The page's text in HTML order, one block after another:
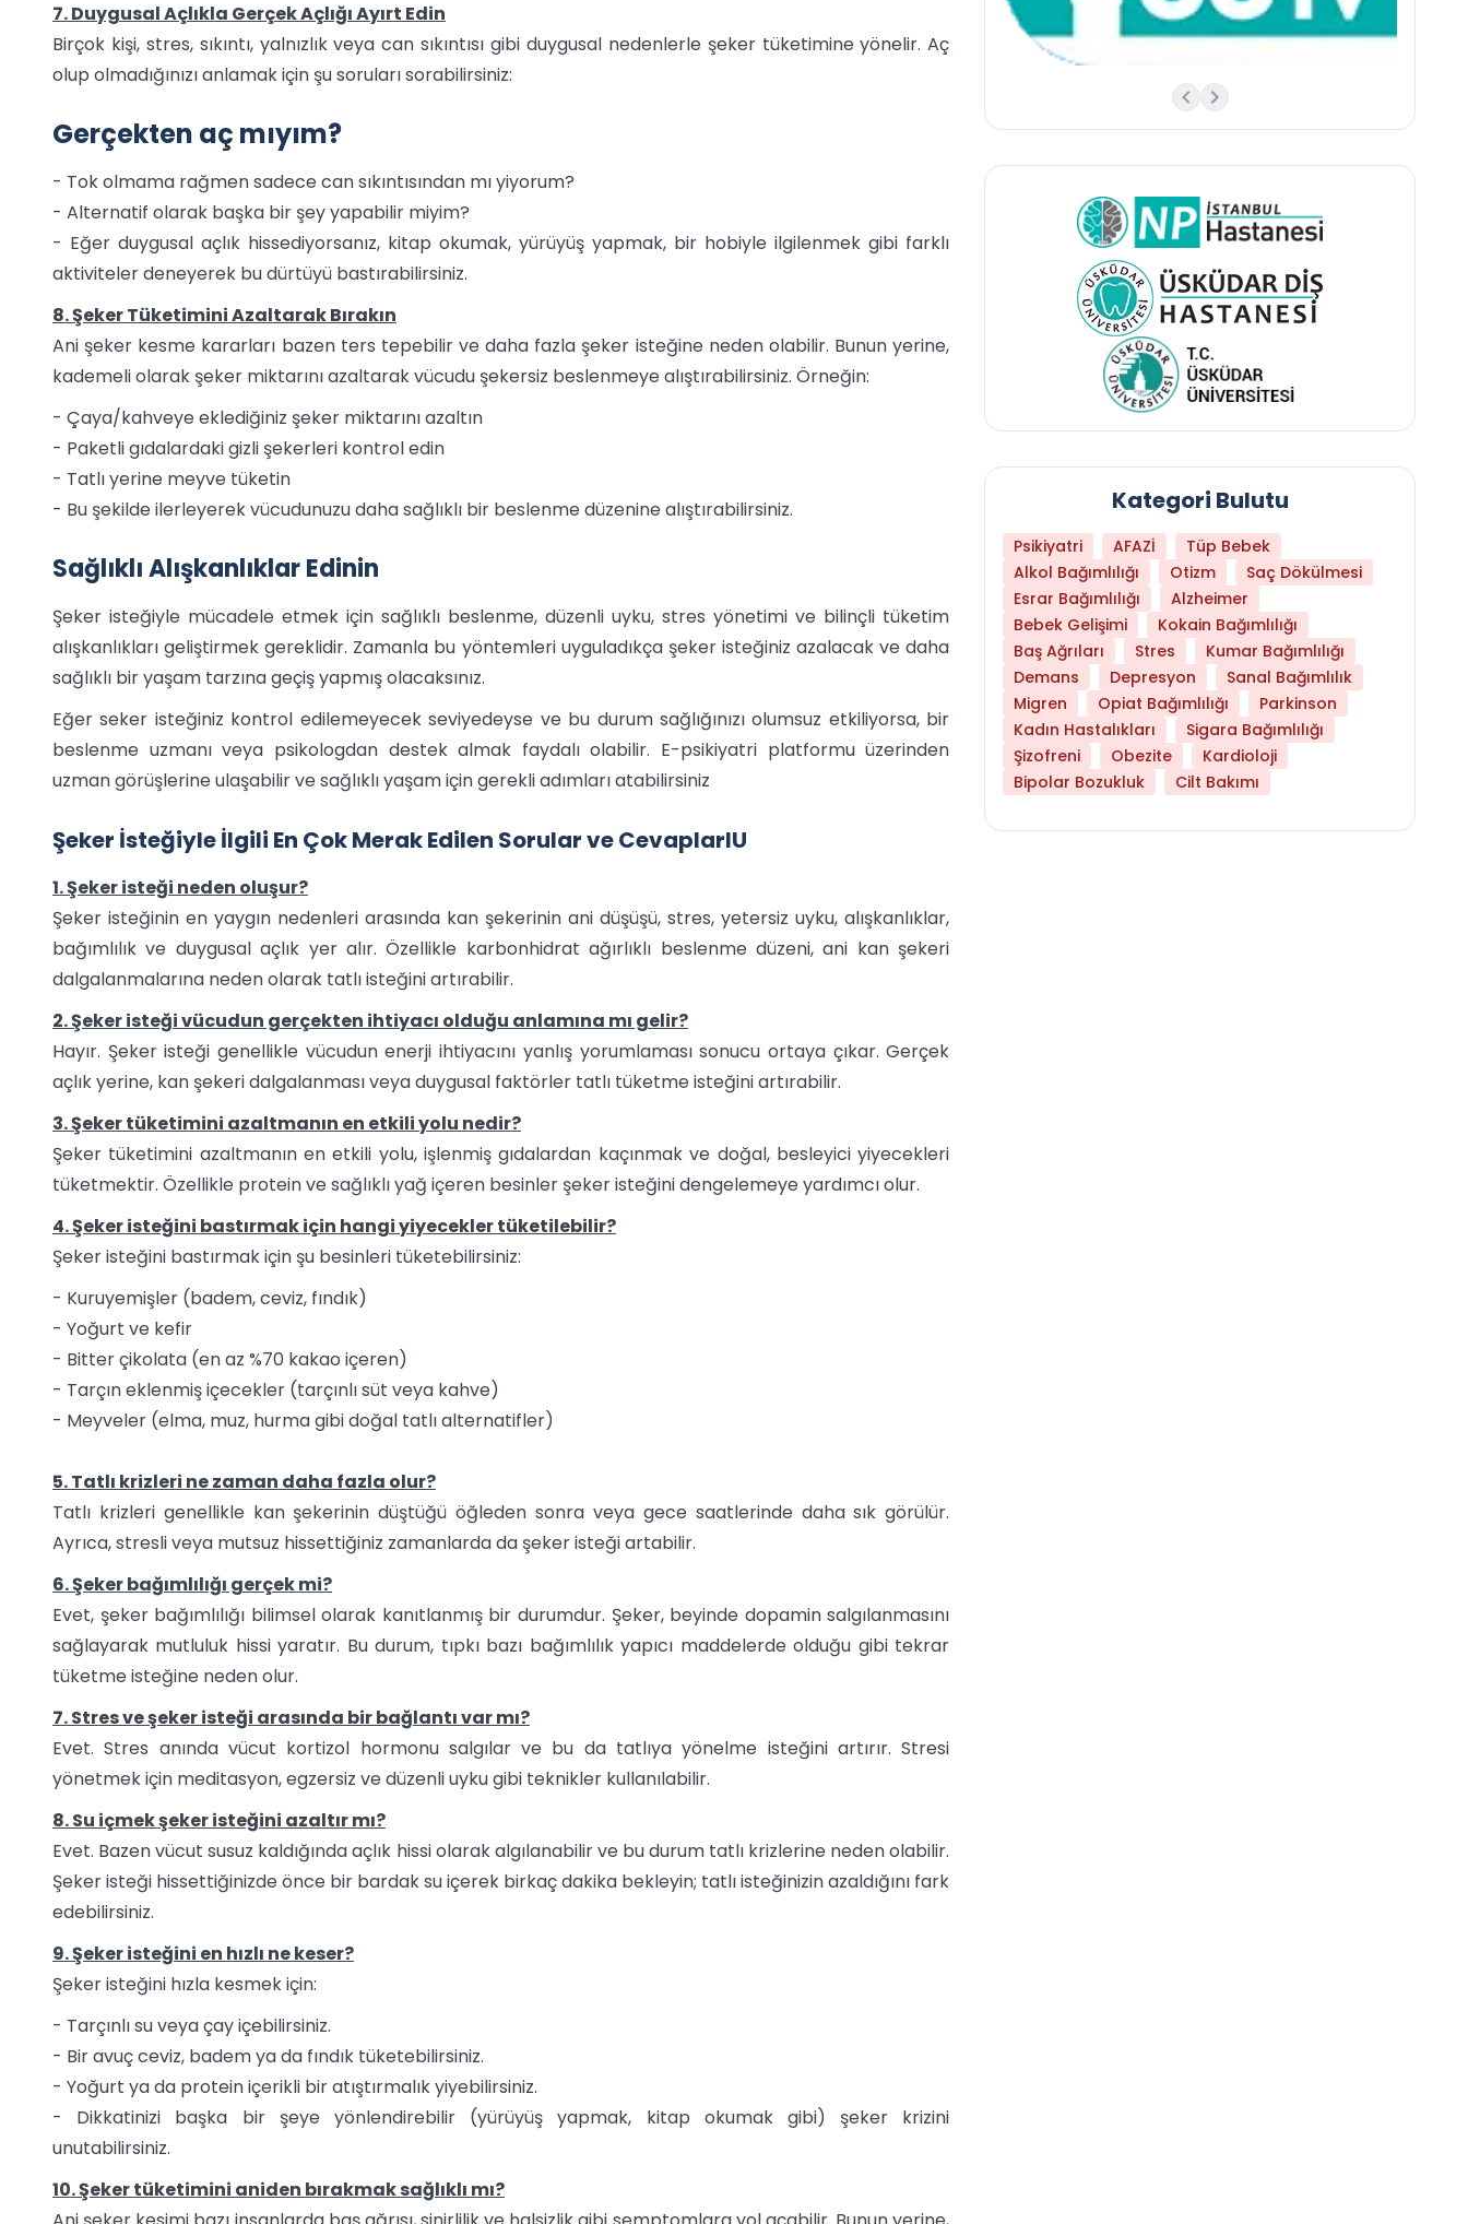
7. Duygusal Açlıkla Gerçek Açlığı Ayırt Edin
Birçok kişi, stres, sıkıntı, yalnızlık veya can sıkıntısı gibi duygusal nedenlerle şeker tüketimine yönelir. Aç
olup olmadığınızı anlamak için şu soruları sorabilirsiniz:
Gerçekten aç mıyım?
- Tok olmama rağmen sadece can sıkıntısından mı yiyorum?
- Alternatif olarak başka bir şey yapabilir miyim?
- Eğer duygusal açlık hissediyorsanız, kitap okumak, yürüyüş yapmak, bir hobiyle ilgilenmek gibi farklı
aktiviteler deneyerek bu dürtüyü bastırabilirsiniz.
8. Şeker Tüketimini Azaltarak Bırakın
Ani şeker kesme kararları bazen ters tepebilir ve daha fazla şeker isteğine neden olabilir. Bunun yerine,
kademeli olarak şeker miktarını azaltarak vücudu şekersiz beslenmeye alıştırabilirsiniz. Örneğin:
- Çaya/kahveye eklediğiniz şeker miktarını azaltın
- Paketli gıdalardaki gizli şekerleri kontrol edin
- Tatlı yerine meyve tüketin
- Bu şekilde ilerleyerek vücudunuzu daha sağlıklı bir beslenme düzenine alıştırabilirsiniz.
Sağlıklı Alışkanlıklar Edinin
Şeker isteğiyle mücadele etmek için sağlıklı beslenme, düzenli uyku, stres yönetimi ve bilinçli tüketim
alışkanlıkları geliştirmek gereklidir. Zamanla bu yöntemleri uyguladıkça şeker isteğiniz azalacak ve daha
sağlıklı bir yaşam tarzına geçiş yapmış olacaksınız.
Eğer seker isteğiniz kontrol edilemeyecek seviyedeyse ve bu durum sağlığınızı olumsuz etkiliyorsa, bir
beslenme uzmanı veya psikologdan destek almak faydalı olabilir. E-psikiyatri platformu üzerinden
uzman görüşlerine ulaşabilir ve sağlıklı yaşam için gerekli adımları atabilirsiniz
Şeker İsteğiyle İlgili En Çok Merak Edilen Sorular ve CevaplarIU
1. Şeker isteği neden oluşur?
Şeker isteğinin en yaygın nedenleri arasında kan şekerinin ani düşüşü, stres, yetersiz uyku, alışkanlıklar,
bağımlılık ve duygusal açlık yer alır. Özellikle karbonhidrat ağırlıklı beslenme düzeni, ani kan şekeri
dalgalanmalarına neden olarak tatlı isteğini artırabilir.
2. Şeker isteği vücudun gerçekten ihtiyacı olduğu anlamına mı gelir?
Hayır. Şeker isteği genellikle vücudun enerji ihtiyacını yanlış yorumlaması sonucu ortaya çıkar. Gerçek
açlık yerine, kan şekeri dalgalanması veya duygusal faktörler tatlı tüketme isteğini artırabilir.
3. Şeker tüketimini azaltmanın en etkili yolu nedir?
Şeker tüketimini azaltmanın en etkili yolu, işlenmiş gıdalardan kaçınmak ve doğal, besleyici yiyecekleri
tüketmektir. Özellikle protein ve sağlıklı yağ içeren besinler şeker isteğini dengelemeye yardımcı olur.
4. Şeker isteğini bastırmak için hangi yiyecekler tüketilebilir?
Şeker isteğini bastırmak için şu besinleri tüketebilirsiniz:
- Kuruyemişler (badem, ceviz, fındık)
- Yoğurt ve kefir
- Bitter çikolata (en az %70 kakao içeren)
- Tarçın eklenmiş içecekler (tarçınlı süt veya kahve)
- Meyveler (elma, muz, hurma gibi doğal tatlı alternatifler)
5. Tatlı krizleri ne zaman daha fazla olur?
Tatlı krizleri genellikle kan şekerinin düştüğü öğleden sonra veya gece saatlerinde daha sık görülür.
Ayrıca, stresli veya mutsuz hissettiğiniz zamanlarda da şeker isteği artabilir.
6. Şeker bağımlılığı gerçek mi?
Evet, şeker bağımlılığı bilimsel olarak kanıtlanmış bir durumdur. Şeker, beyinde dopamin salgılanmasını
sağlayarak mutluluk hissi yaratır. Bu durum, tıpkı bazı bağımlılık yapıcı maddelerde olduğu gibi tekrar
tüketme isteğine neden olur.
7. Stres ve şeker isteği arasında bir bağlantı var mı?
Evet. Stres anında vücut kortizol hormonu salgılar ve bu da tatlıya yönelme isteğini artırır. Stresi
yönetmek için meditasyon, egzersiz ve düzenli uyku gibi teknikler kullanılabilir.
8. Su içmek şeker isteğini azaltır mı?
Evet. Bazen vücut susuz kaldığında açlık hissi olarak algılanabilir ve bu durum tatlı krizlerine neden olabilir.
Şeker isteği hissettiğinizde önce bir bardak su içerek birkaç dakika bekleyin; tatlı isteğinizin azaldığını fark
edebilirsiniz.
9. Şeker isteğini en hızlı ne keser?
Şeker isteğini hızla kesmek için:
- Tarçınlı su veya çay içebilirsiniz.
- Bir avuç ceviz, badem ya da fındık tüketebilirsiniz.
- Yoğurt ya da protein içerikli bir atıştırmalık yiyebilirsiniz.
- Dikkatinizi başka bir şeye yönlendirebilir (yürüyüş yapmak, kitap okumak gibi) şeker krizini
unutabilirsiniz.
10. Şeker tüketimini aniden bırakmak sağlıklı mı?
Kategori Bulutu
Psikiyatri AFAZİ
Tüp Bebek
Alkol Bağımlılığı
Otizm
Saç Dökülmesi
Esrar Bağımlılığı
Alzheimer
Bebek Gelişimi
Kokain Bağımlılığı
Baş Ağrıları
Stres
Kumar Bağımlılığı
Demans
Depresyon
Sanal Bağımlılık
Migren
Opiat Bağımlılığı
Parkinson
Kadın Hastalıkları
Sigara Bağımlılığı
Şizofreni
Obezite
Kardioloji
Bipolar Bozukluk
Cilt Bakımı